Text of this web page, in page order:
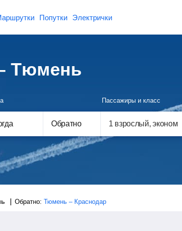
Попутки Электрички
Тюмень
Обратно
Пассажиры и класс
Обратно: Тюмень – Краснодар